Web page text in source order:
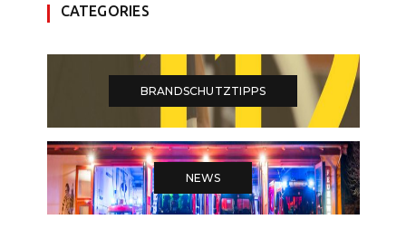
CATEGORIES
BRANDSCHUTZTIPPS
NEWS